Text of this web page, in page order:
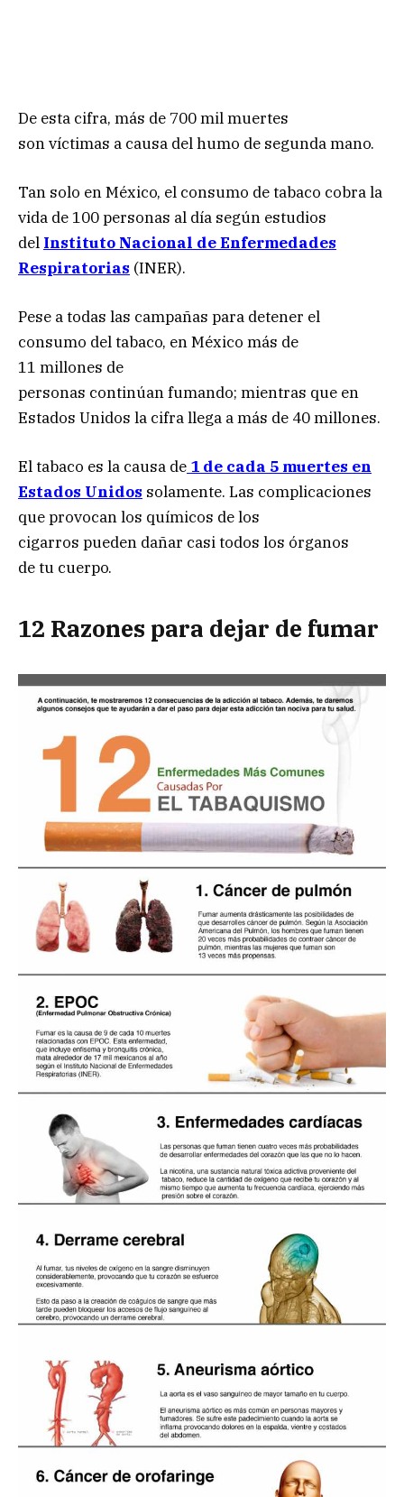
De esta cifra, más de 700 mil muertes
son víctimas a causa del humo de segunda mano.
Tan solo en México, el consumo de tabaco cobra la
vida de 100 personas al día según estudios
del Instituto Nacional de Enfermedades
Respiratorias (INER).
Pese a todas las campañas para detener el
consumo del tabaco, en México más de
11 millones de
personas continúan fumando; mientras que en
Estados Unidos la cifra llega a más de 40 millones.
El tabaco es la causa de 1 de cada 5 muertes en
Estados Unidos solamente. Las complicaciones
que provocan los químicos de los
cigarros pueden dañar casi todos los órganos
de tu cuerpo.
12 Razones para dejar de fumar